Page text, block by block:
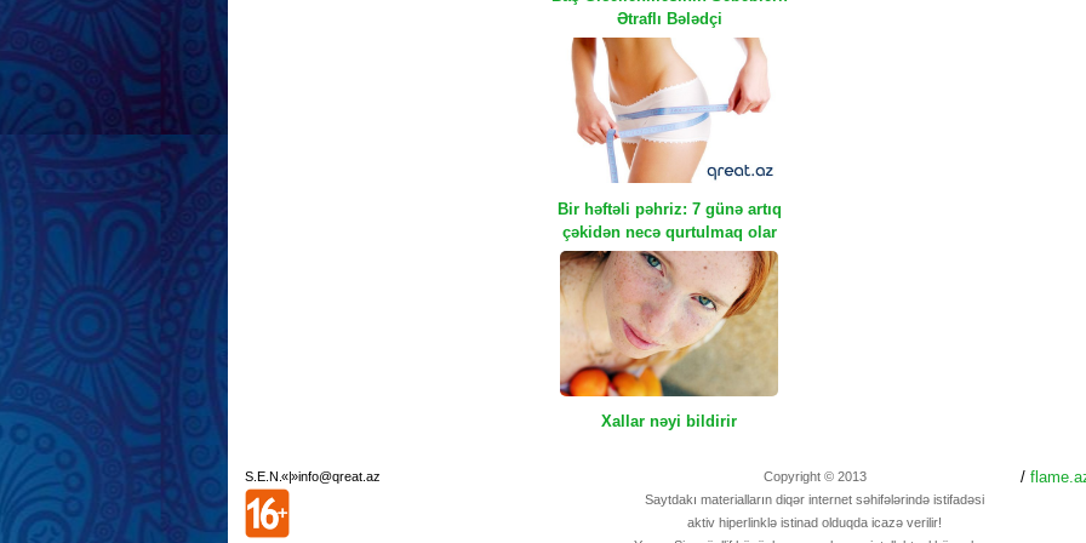
Ətraflı Bələdçi
Bir həftəli pəhriz: 7 günə artıq
çəkidən necə qurtulmaq olar
Xallar nəyi bildirir
S.E.N. «| »info@qreat.az
Copyright © 2013
Saytdakı materialların diqər internet səhifələrində istifadəsi
aktiv hiperlinklə istinad olduqda icazə verilir!
/